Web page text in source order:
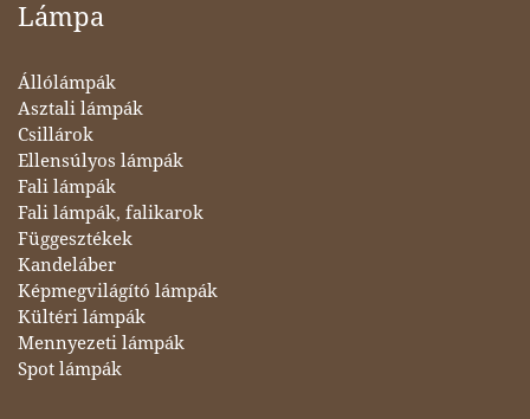
Lámpa
Állólámpák
Asztali lámpák
Csillárok
Ellensúlyos lámpák
Fali lámpák
Fali lámpák, falikarok
Függesztékek
Kandeláber
Képmegvilágító lámpák
Kültéri lámpák
Mennyezeti lámpák
Spot lámpák